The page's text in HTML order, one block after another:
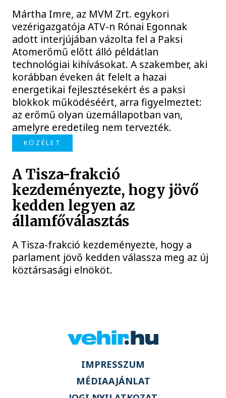
Mártha Imre, az MVM Zrt. egykori
vezérigazgatója ATV-n Rónai Egonnak
adott interjújában vázolta fel a Paksi
Atomerőmű előtt álló példátlan
technológiai kihívásokat. A szakember, aki
korábban éveken át felelt a hazai
energetikai fejlesztésekért és a paksi
blokkok működéséért, arra figyelmeztet:
az erőmű olyan üzemállapotban van,
amelyre eredetileg nem tervezték.
KÖZÉLET
A Tisza-frakció
kezdeményezte, hogy jövő
kedden legyen az
államfőválasztás
A Tisza-frakció kezdeményezte, hogy a
parlament jövő kedden válassza meg az új
köztársasági elnököt.
IMPRESSZUM
MÉDIAAJÁNLAT